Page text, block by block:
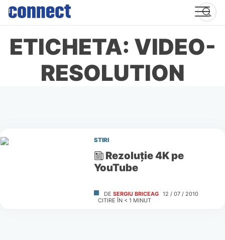
Skip
content
ETICHETA: VIDEO-
RESOLUTION
STIRI
Rezoluţie 4K pe
YouTube
DE SERGIU BRICEAG 12 / 07 / 2010
CITIRE ÎN < 1 MINUT